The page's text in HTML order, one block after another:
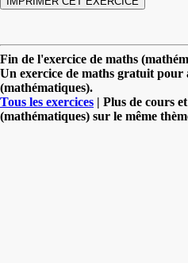
Fin de l'exercice de maths
Un exercice de maths gratuit pour
(mathématiques).
Tous les exercices | Plus de cours
(mathématiques) sur le même